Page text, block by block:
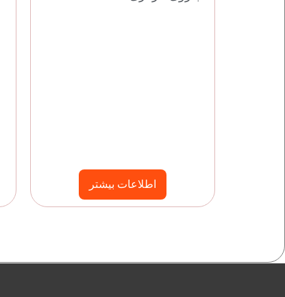
اطلاعات بیشتر